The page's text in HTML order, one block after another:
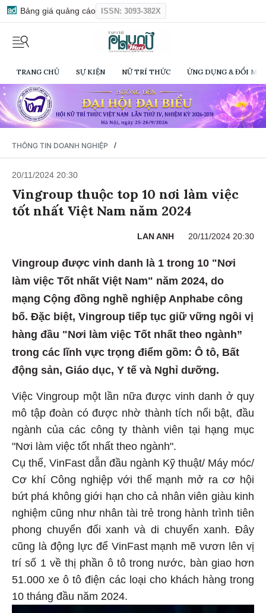
Bảng giá quảng cáo ISSN: 3093-382X
TRANG CHỦ SỰ KIỆN NỮ TRÍ THỨC ỨNG DỤNG & ĐỔI
THÔNG TIN DOANH NGHIỆP /
20/11/2024 20:30
Vingroup thuộc top 10 nơi làm việc
tốt nhất Việt Nam năm 2024
LAN ANH 20/11/2024 20:30
Vingroup được vinh danh là 1 trong 10 "Nơi
làm việc Tốt nhất Việt Nam" năm 2024, do
mạng Cộng đồng nghề nghiệp Anphabe công
bố. Đặc biệt, Vingroup tiếp tục giữ vững ngôi vị
hàng đầu "Nơi làm việc Tốt nhất theo ngành”
trong các lĩnh vực trọng điểm gồm: Ô tô, Bất
động sản, Giáo dục, Y tế và Nghỉ dưỡng.
Việc Vingroup một lần nữa được vinh danh ở quy
mô tập đoàn có được nhờ thành tích nổi bật, đầu
ngành của các công ty thành viên tại hạng mục
"Nơi làm việc tốt nhất theo ngành".
Cụ thể, VinFast dẫn đầu ngành Kỹ thuật/ Máy móc/
Cơ khí Công nghiệp với thế mạnh mở ra cơ hội
bứt phá không giới hạn cho cả nhân viên giàu kinh
nghiệm cũng như nhân tài trẻ trong hành trình tiên
phong chuyển đổi xanh và di chuyển xanh. Đây
cũng là động lực để VinFast mạnh mẽ vươn lên vị
trí số 1 về thị phần ô tô trong nước, bàn giao hơn
51.000 xe ô tô điện các loại cho khách hàng trong
10 tháng đầu năm 2024.